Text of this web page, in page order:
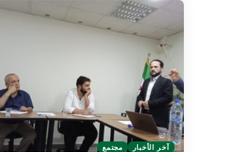
آخر الأخبار مجتمع